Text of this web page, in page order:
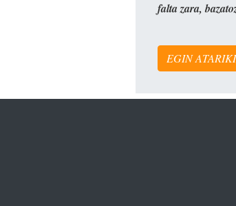
falta zara,
EGIN